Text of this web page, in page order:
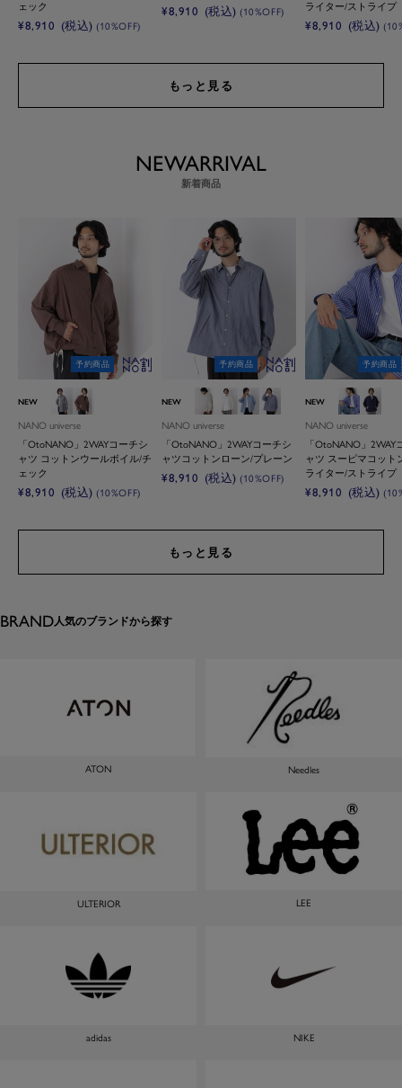
ェック
セ
ル
¥8,910 (税込) (10%OFF)
セ
価
格
¥8,910 (税込) (10%OFF)
ライター/ストライプ
セ
ル
¥8,910 (税込)
もっと見る
NEWARRIVAL
新着商品
予約商品
NEW
グレーブラウン
NANO universe
「OtoNANO」2WAYコーチシ
ャツ コットンウールボイル/チ
ェック
セ
ル
¥8,910 (税込) (10%OFF)
予約商品
NEW
Ｌ．グレー
ホワイト
ブルーネイビー
NANO universe
「OtoNANO」2WAYコーチシ
ャツコットンローン/プレーン
セ
価
格
¥8,910 (税込) (10%OFF)
予約商品
NEW
ブルーＤ．ネ
NANO universe
「OtoNANO」2WAY
ャツ スーピマコット
ライター/ストライプ
セ
ル
¥8,910 (税込)
もっと見る
BRAND人気のブランドから探す
ATON Needles
ULTERIOR LEE
adidas NIKE